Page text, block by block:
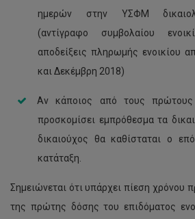
ημερών στην ΥΣΦΜ
(αντίγραφο συμβολαίου
αποδείξεις πληρωμής ενοικίου
και Δεκέμβρη 2018)
Αν κάποιος από τους πρώτους
προσκομίσει εμπρόθεσμα τα
δικαιούχος θα καθίσταται ο
κατάταξη.
Σημειώνεται ότι υπάρχει πίεση χρόνου
της πρώτης δόσης του επιδόματος